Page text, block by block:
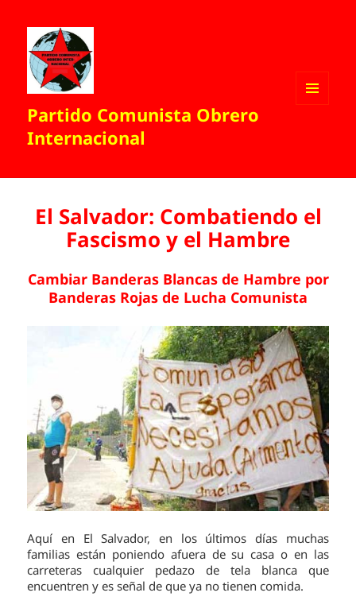
Partido Comunista Obrero
Internacional
El Salvador: Combatiendo el
Fascismo y el Hambre
Cambiar Banderas Blancas de Hambre por
Banderas Rojas de Lucha Comunista
Aquí en El Salvador, en los últimos días muchas
familias están poniendo afuera de su casa o en las
carreteras cualquier pedazo de tela blanca que
encuentren y es señal de que ya no tienen comida.